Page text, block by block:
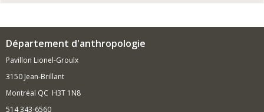
Département d'anthropologie
Pavillon Lionel-Groulx
3150 Jean-Brillant
Montréal QC H3T 1N8
514 343-6560